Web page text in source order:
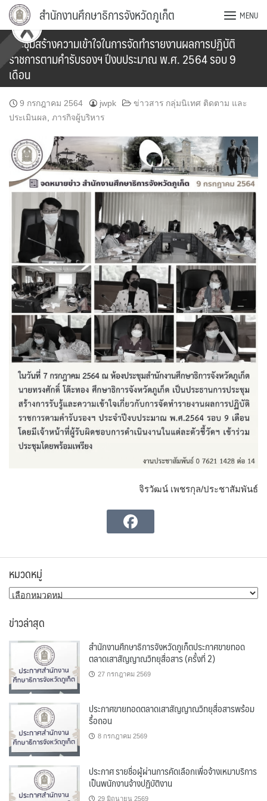
Skip
content
สำนักงานศึกษาธิการจังหวัดภูเก็ต MENU
ประชุมสร้างความเข้าใจในการจัดทำรายงานผลการปฏิบัติ
ราชการตามคำรับรองฯ ปีงบประมาณ พ.ศ. 2564 รอบ 9
เดือน
9 กรกฎาคม 2564 jwpk
ข่าวสาร กลุ่มนิเทศ ติดตาม และ
ประเมินผล ภารกิจผู้บริหาร
จิรวัฒน์ เพชรกุล/ประชาสัมพันธ์
หมวดหมู่
หมวด
ข่าวล่าสุด
สำนักงานศึกษาธิการจังหวัดภูเก็ตประกาศขายทอด
ตลาดเสาสัญญาณวิทยุสื่อสาร (ครั้งที่ 2)
27 กรกฎาคม 2569
ประกาศขายทอดตลาดเสาสัญญาณวิทยุสื่อสารพร้อม
รื้อถอน
8 กรกฎาคม 2569
ประกาศ รายชื่อผู้ผ่านการคัดเลือกเพื่อจ้างเหมาบริการ
เป็นพนักงานจ้างปฏิบัติงาน
29 มิถุนายน 2569